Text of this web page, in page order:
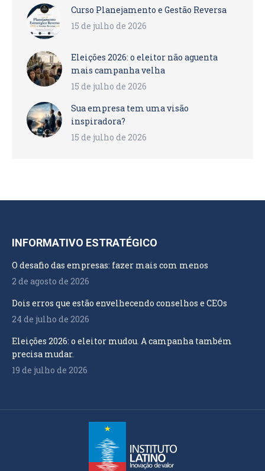
Curso Planejamento e Gestão Reversa
15 de julho de 2026
Eleições 2026: o eleitor não aguenta
mais campanha velha
15 de julho de 2026
Sua empresa tem uma visão
inspiradora?
15 de julho de 2026
INFORMATIVO ESTRATÉGICO
O desafio das empresas: fazer mais com menos
2 de agosto de 2026
Dois erros que estão envelhecendo conselhos e CEOs
24 de julho de 2026
Eleições 2026: o eleitor mudou. A campanha também
precisa mudar.
19 de julho de 2026